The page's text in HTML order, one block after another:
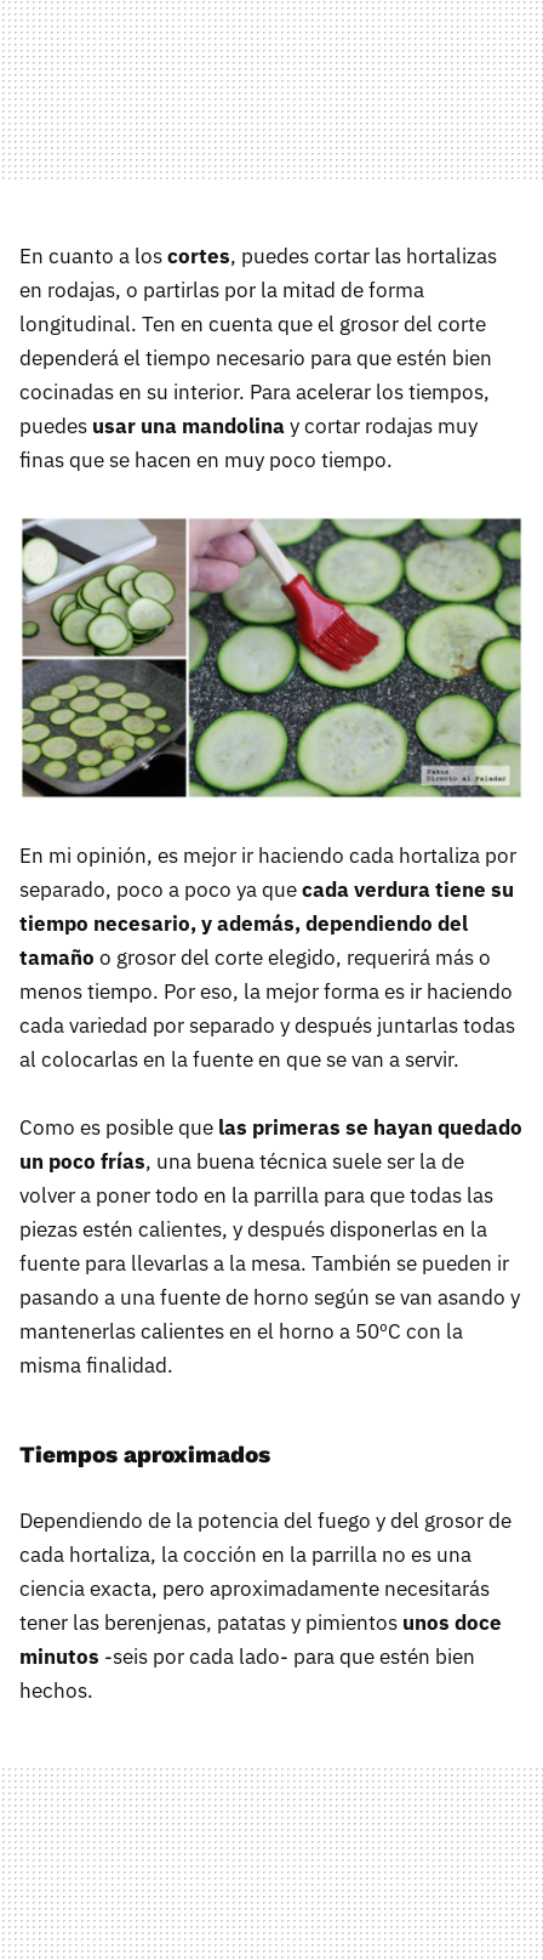
En cuanto a loscortes, puedes cortar las hortalizas
en rodajas, o partirlas por la mitad de forma
longitudinal. Ten en cuenta que el grosor del corte
dependerá el tiempo necesario para que estén bien
cocinadas en su interior. Para acelerar los tiempos,
puedes usar una mandolinay cortar rodajas muy
finas que se hacen en muy poco tiempo.
En mi opinión, es mejor ir haciendo cada hortaliza por
separado, poco a poco ya quecada verdura tiene su
tiempo necesario, y además, dependiendo del
tamaño o grosor del corte elegido, requerirá más o
menos tiempo. Por eso, la mejor forma es ir haciendo
cada variedad por separado y después juntarlas todas
al colocarlas en la fuente en que se van a servir.
Como es posible que las primeras se hayan quedado
un poco frías, una buena técnica suele ser la de
volver a poner todo en la parrilla para que todas las
piezas estén calientes, y después disponerlas en la
fuente para llevarlas a la mesa. También se pueden ir
pasando a una fuente de horno según se van asando y
mantenerlas calientes en el horno a 50ºC con la
misma finalidad.
Tiempos aproximados
Dependiendo de la potencia del fuego y del grosor de
cada hortaliza, la cocción en la parrilla no es una
ciencia exacta, pero aproximadamente necesitarás
tener las berenjenas, patatas y pimientos unos doce
minutos -seis por cada lado- para que estén bien
hechos.